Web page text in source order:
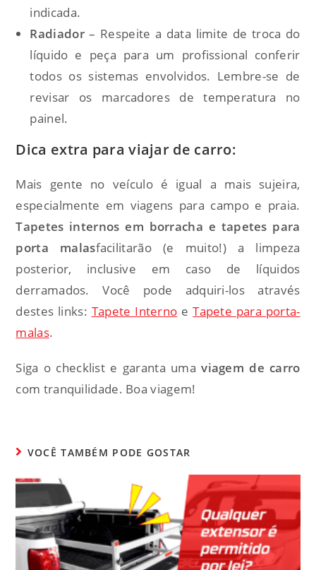
indicada.
Radiador– Respeite a data limite de troca do
líquido e peça para um profissional conferir
todos os sistemas envolvidos. Lembre-se de
revisar os marcadores de temperatura no
painel.
Dica extra para viajar de carro:
Mais gente no veículo é igual a mais sujeira,
especialmente em viagens para campo e praia.
Tapetes internos em borracha e tapetes para
porta malasfacilitarão (e muito!) a limpeza
posterior, inclusive em caso de líquidos
derramados. Você pode adquiri-los através
destes links: Tapete Interno eTapete para porta-
malas.
Siga o checklist e garanta umaviagem de carro
com tranquilidade. Boa viagem!
VOCÊ TAMBÉM PODE GOSTAR